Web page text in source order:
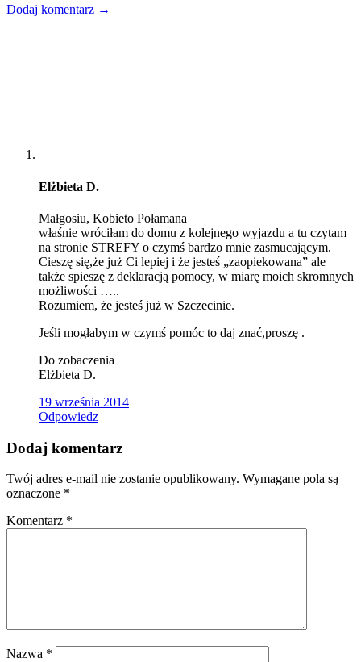
Dodaj komentarz →
Elżbieta D.
Małgosiu, Kobieto Połamana
właśnie wróciłam do domu z kolejnego wyjazdu a tu czytam
na stronie STREFY o czymś bardzo mnie zasmucającym.
Cieszę się,że już Ci lepiej i że jesteś „zaopiekowana” ale
także spieszę z deklaracją pomocy, w miarę moich skromnych
możliwości …..
Rozumiem, że jesteś już w Szczecinie.
Jeśli mogłabym w czymś pomóc to daj znać,proszę .
Do zobaczenia
Elżbieta D.
19 września 2014
Odpowiedz
Dodaj komentarz
Twój adres e-mail nie zostanie opublikowany. Wymagane pola są
oznaczone *
Komentarz *
Nazwa *